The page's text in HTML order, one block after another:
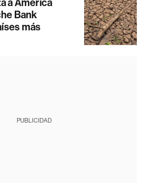
a América
Bank
más
PUBLICIDAD